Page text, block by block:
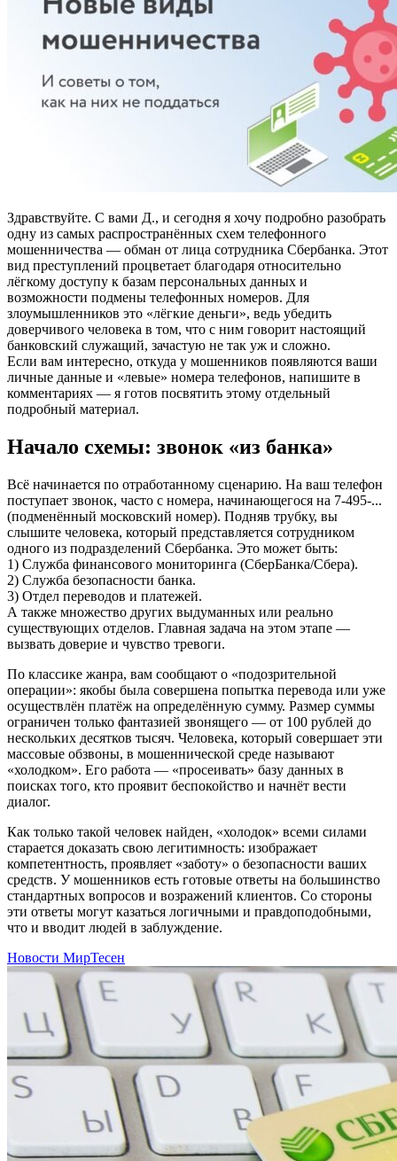
Здравствуйте. С вами Д., и сегодня я хочу подробно разобрать
одну из самых распространённых схем телефонного
мошенничества — обман от лица сотрудника Сбербанка. Этот
вид преступлений процветает благодаря относительно
лёгкому доступу к базам персональных данных и
возможности подмены телефонных номеров. Для
злоумышленников это «лёгкие деньги», ведь убедить
доверчивого человека в том, что с ним говорит настоящий
банковский служащий, зачастую не так уж и сложно.
Если вам интересно, откуда у мошенников появляются ваши
личные данные и «левые» номера телефонов, напишите в
комментариях — я готов посвятить этому отдельный
подробный материал.
Начало схемы: звонок «из банка»
Всё начинается по отработанному сценарию. На ваш телефон
поступает звонок, часто с номера, начинающегося на 7-495-...
(подменённый московский номер). Подняв трубку, вы
слышите человека, который представляется сотрудником
одного из подразделений Сбербанка. Это может быть:
1) Служба финансового мониторинга (СберБанка/Сбера).
2) Служба безопасности банка.
3) Отдел переводов и платежей.
А также множество других выдуманных или реально
существующих отделов. Главная задача на этом этапе —
вызвать доверие и чувство тревоги.
По классике жанра, вам сообщают о «подозрительной
операции»: якобы была совершена попытка перевода или уже
осуществлён платёж на определённую сумму. Размер суммы
ограничен только фантазией звонящего — от 100 рублей до
нескольких десятков тысяч. Человека, который совершает эти
массовые обзвоны, в мошеннической среде называют
«холодком». Его работа — «просеивать» базу данных в
поисках того, кто проявит беспокойство и начнёт вести
диалог.
Как только такой человек найден, «холодок» всеми силами
старается доказать свою легитимность: изображает
компетентность, проявляет «заботу» о безопасности ваших
средств. У мошенников есть готовые ответы на большинство
стандартных вопросов и возражений клиентов. Со стороны
эти ответы могут казаться логичными и правдоподобными,
что и вводит людей в заблуждение.
Новости МирТесен